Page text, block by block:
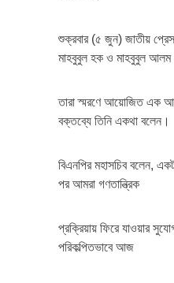
শুক্রবার (৫ জুন) জাতীয়
মাহবুবুল হক ও মাহবুবুল আলম
তারা স্মরণে আয়োজিত এক
বক্তব্যে তিনি একথা বলেন।
বিএনপির মহাসচিব বলেন,
পর আমরা গণতান্ত্রিক
প্রক্রিয়ায় ফিরে যাওয়ার
পরিকল্পিতভাবে আজ